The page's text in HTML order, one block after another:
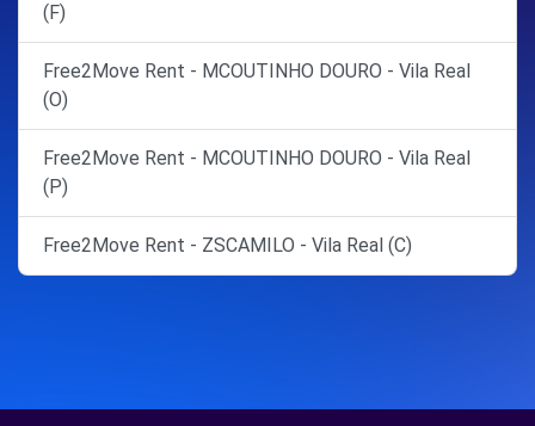
(F)
Free2Move Rent - MCOUTINHO DOURO - Vila Real
(O)
Free2Move Rent - MCOUTINHO DOURO - Vila Real
(P)
Free2Move Rent - ZSCAMILO - Vila Real (C)